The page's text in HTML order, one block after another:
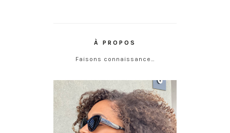
À PROPOS
Faisons connaissance…